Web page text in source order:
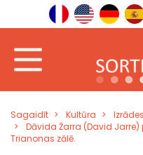
Sagaidīt Kultūra
Dāvida Žarra (David Jarre)
Trianonas zālē.